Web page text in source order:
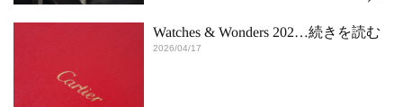
Watches & Wonders 202…続きを読む
2026/04/17